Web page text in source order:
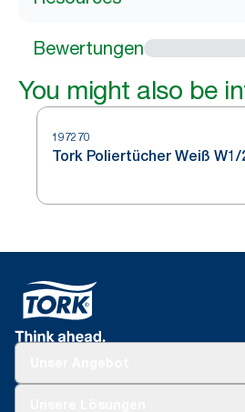
Bewertungen
You might also be
197270
Tork Poliertücher Weiß W1/